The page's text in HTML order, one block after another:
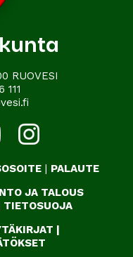
RUOVESI
111
| PALAUTE
JA TALOUS
TIETOSUOJA
|